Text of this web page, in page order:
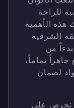
للراحة
الأهمية
الشرقية
من
تماماً،
لضمان
نحرص على